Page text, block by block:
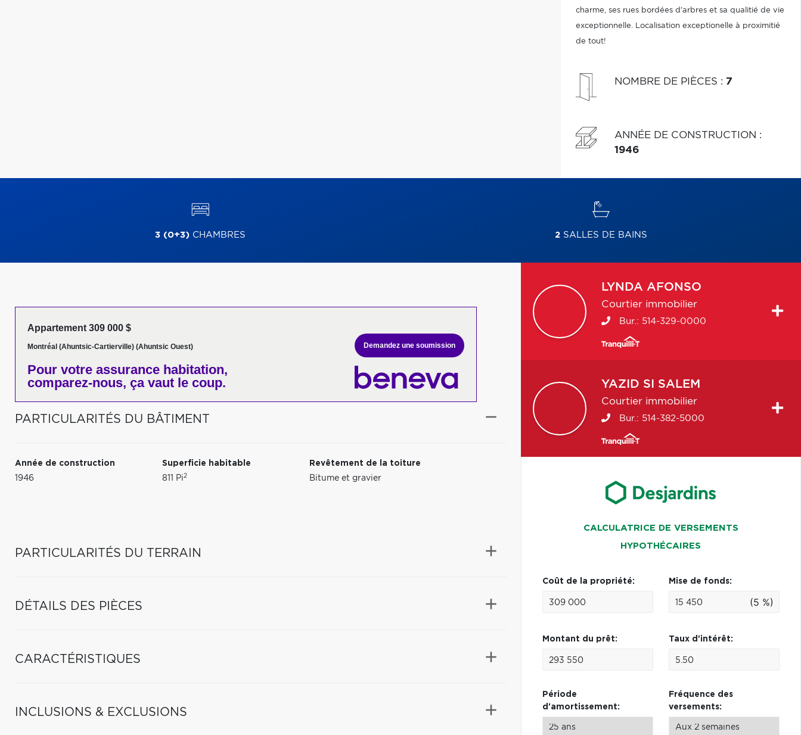
charme, ses rues bordées d'arbres et sa qualitié de vie
exceptionnelle. Localisation exceptionelle à proximitié
de tout!
NOMBRE DE PIÈCES : 7
ANNÉE DE CONSTRUCTION :
1946
3 (0+3) CHAMBRES 2SALLES DE BAINS
Appartement 309 000 $
Montréal (Ahuntsic-Cartierville) (Ahuntsic Ouest)
Pour votre assurance habitation,
comparez-nous, ça vaut le coup.
Demandez une soumission
PARTICULARITÉS DU BÂTIMENT
Année de construction
1946
Superficie habitable
811 Pi2
Revêtement de la toiture
Bitume et gravier
PARTICULARITÉS DU TERRAIN
DÉTAILS DES PIÈCES
CARACTÉRISTIQUES
INCLUSIONS & EXCLUSIONS
LYNDA AFONSO
Courtier immobilier
Bur.: 514-329-0000
YAZID SI SALEM
Courtier immobilier
Bur.: 514-382-5000
CALCULATRICE DE VERSEMENTS
HYPOTHÉCAIRES
Coût de la propriété: Mise de fonds:
(5 %)
Montant du prêt: Taux d'intérêt:
Période
d'amortissement:
Fréquence des
versements: